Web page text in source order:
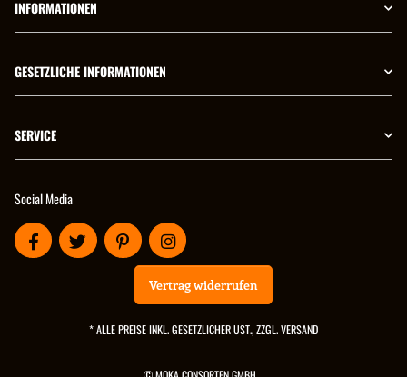
INFORMATIONEN
GESETZLICHE INFORMATIONEN
SERVICE
Social Media
Vertrag widerrufen
* ALLE PREISE INKL. GESETZLICHER UST., ZZGL.VERSAND